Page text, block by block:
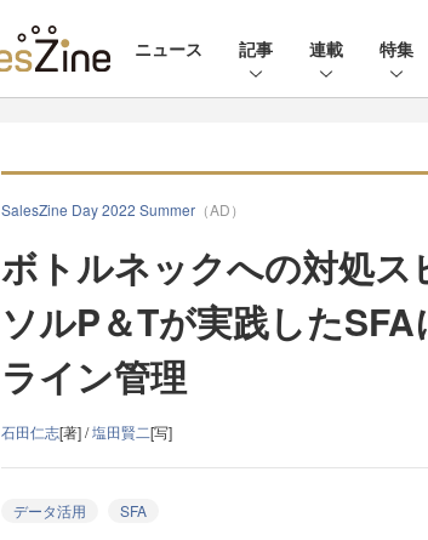
ニュース 記事 連載 特集
SalesZine Day 2022 Summer （AD）
ボトルネックへの対処ス
ソルP＆Tが実践した
ライン管理
石田仁志[著] /塩田賢二[写]
データ活用 SFA